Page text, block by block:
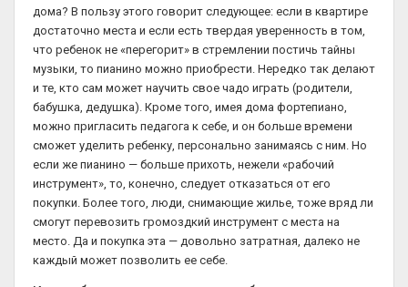
дома? В пользу этого говорит следующее: если в квартире
достаточно места и если есть твердая уверенность в том,
что ребенок не «перегорит» в стремлении постичь тайны
музыки, то пианино можно приобрести. Нередко так делают
и те, кто сам может научить свое чадо играть (родители,
бабушка, дедушка). Кроме того, имея дома фортепиано,
можно пригласить педагога к себе, и он больше времени
сможет уделить ребенку, персонально занимаясь с ним. Но
если же пианино — больше прихоть, нежели «рабочий
инструмент», то, конечно, следует отказаться от его
покупки. Более того, люди, снимающие жилье, тоже вряд ли
смогут перевозить громоздкий инструмент с места на
место. Да и покупка эта — довольно затратная, далеко не
каждый может позволить ее себе.